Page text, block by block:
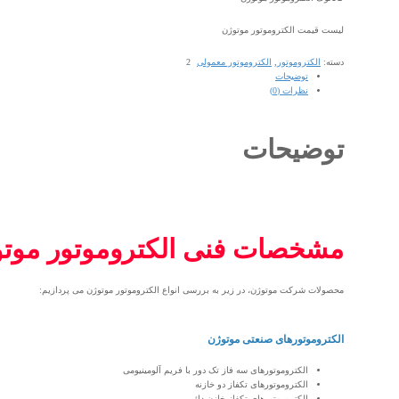
لیست قیمت الکتروموتور موتوژن
دسته: الکتروموتور
الکتروموتور معمولی
توضیحات
نظرات (0)
توضیحات
مشخصات فنی الکتروموتور
محصولات شرکت موتوژن، در زیر به بررسی انواع الکتروموتور موتوژن می پردازیم:
الکتروموتورهای صنعتی موتوژن
الکتروموتورهای سه فاز تک دور با فریم آلومینیومی
الکتروموتورهای تکفاز دو خازنه